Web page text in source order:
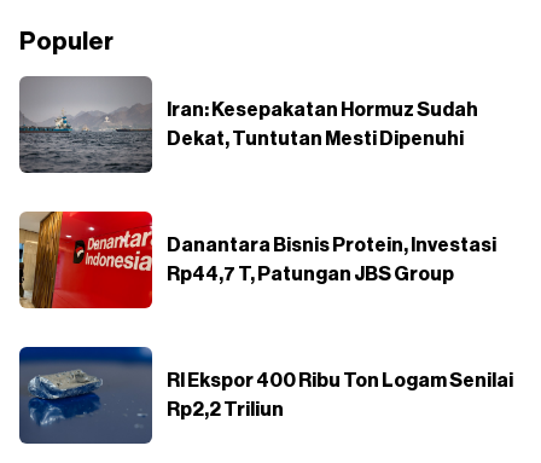
Populer
Iran: Kesepakatan Hormuz Sudah
Dekat, Tuntutan Mesti Dipenuhi
Danantara Bisnis Protein, Investasi
Rp44,7 T, Patungan JBS Group
RI Ekspor 400 Ribu Ton Logam Senilai
Rp2,2 Triliun